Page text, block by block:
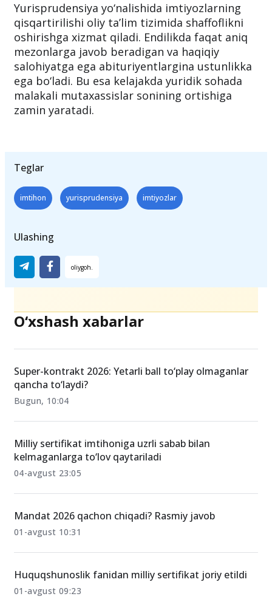
Yurisprudensiya yo‘nalishida imtiyozlarning
qisqartirilishi oliy ta’lim tizimida shaffoflikni
oshirishga xizmat qiladi. Endilikda faqat aniq
mezonlarga javob beradigan va haqiqiy
salohiyatga ega abituriyentlargina ustunlikka
ega bo‘ladi. Bu esa kelajakda yuridik sohada
malakali mutaxassislar sonining ortishiga
zamin yaratadi.
Teglar
imtihon yurisprudensiya imtiyozlar
Ulashing
O‘xshash xabarlar
Super-kontrakt 2026: Yetarli ball to‘play olmaganlar
qancha to‘laydi?
Bugun, 10:04
Milliy sertifikat imtihoniga uzrli sabab bilan
kelmaganlarga to‘lov qaytariladi
04-avgust 23:05
Mandat 2026 qachon chiqadi? Rasmiy javob
01-avgust 10:31
Huquqshunoslik fanidan milliy sertifikat joriy etildi
01-avgust 09:23